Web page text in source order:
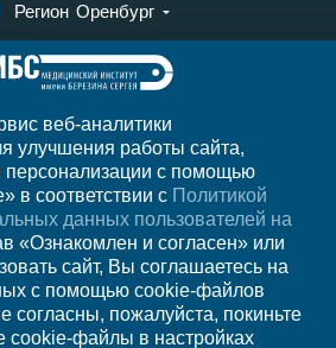
Регион Оренбург
Записаться на
прием
в социальных сетях
веб-аналитики
улучшения работы сайта,
персонализации с помощью
в соответствии с Политикой
данных пользователей на
«Ознакомлен и согласен» или
сайт, Вы соглашаетесь на
с помощью cookie-файлов
согласны, пожалуйста, покиньте
cookie-файлы в настройках